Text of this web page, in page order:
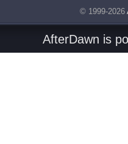
© 1999-2026
AfterDawn is